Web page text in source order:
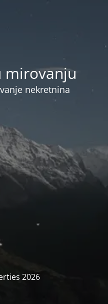
mirovanju
nekretnina
2026